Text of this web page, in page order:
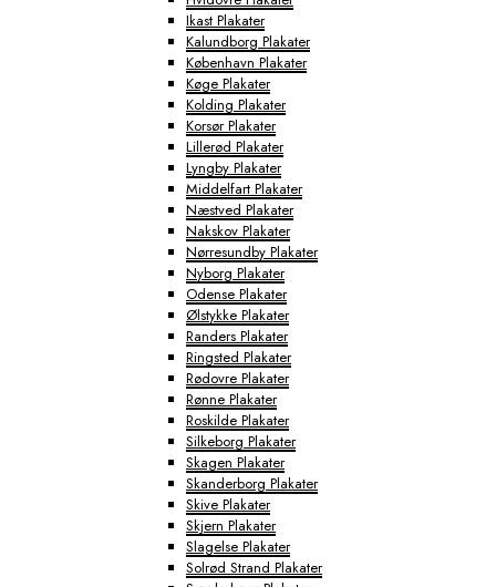
Ikast Plakater
Kalundborg Plakater
København Plakater
Køge Plakater
Kolding Plakater
Korsør Plakater
Lillerød Plakater
Lyngby Plakater
Middelfart Plakater
Næstved Plakater
Nakskov Plakater
Nørresundby Plakater
Nyborg Plakater
Odense Plakater
Ølstykke Plakater
Randers Plakater
Ringsted Plakater
Rødovre Plakater
Rønne Plakater
Roskilde Plakater
Silkeborg Plakater
Skagen Plakater
Skanderborg Plakater
Skive Plakater
Skjern Plakater
Slagelse Plakater
Solrød Strand Plakater